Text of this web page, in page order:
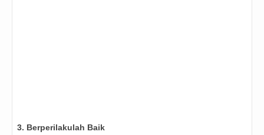
3. Berperilakulah Baik